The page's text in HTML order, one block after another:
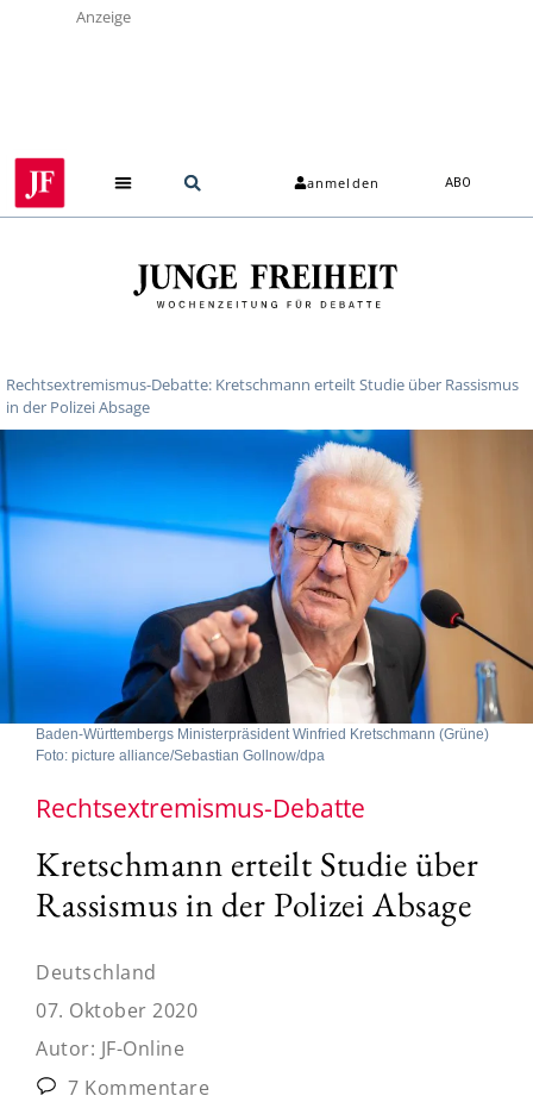
Anzeige
anmelden ABO
Rechtsextremismus-Debatte: Kretschmann erteilt Studie über Rassismus
in der Polizei Absage
Baden-Württembergs Ministerpräsident Winfried Kretschmann (Grüne)
Foto: picture alliance/Sebastian Gollnow/dpa
Rechtsextremismus-Debatte
Kretschmann erteilt Studie über
Rassismus in der Polizei Absage
Deutschland
07. Oktober 2020
Autor: JF-Online
7 Kommentare